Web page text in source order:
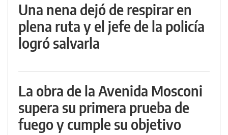
Una nena dejó de respirar en
plena ruta y el jefe de la policía
logró salvarla
La obra de la Avenida Mosconi
supera su primera prueba de
fuego y cumple su objetivo